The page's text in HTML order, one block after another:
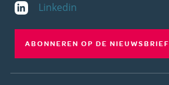
Linkedin
ABONNEREN OP DE NIEUWSBRIEF